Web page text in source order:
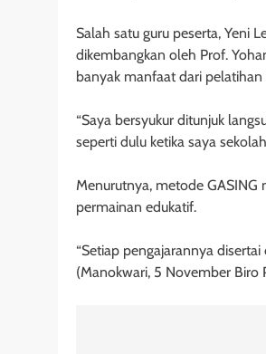
Salah satu guru peserta, Yeni
dikembangkan oleh Prof.
banyak manfaat dari pelatihan
“Saya bersyukur ditunjuk
seperti dulu ketika saya
Menurutnya, metode
permainan edukatif.
“Setiap pengajarannya
(Manokwari, 5 November Biro